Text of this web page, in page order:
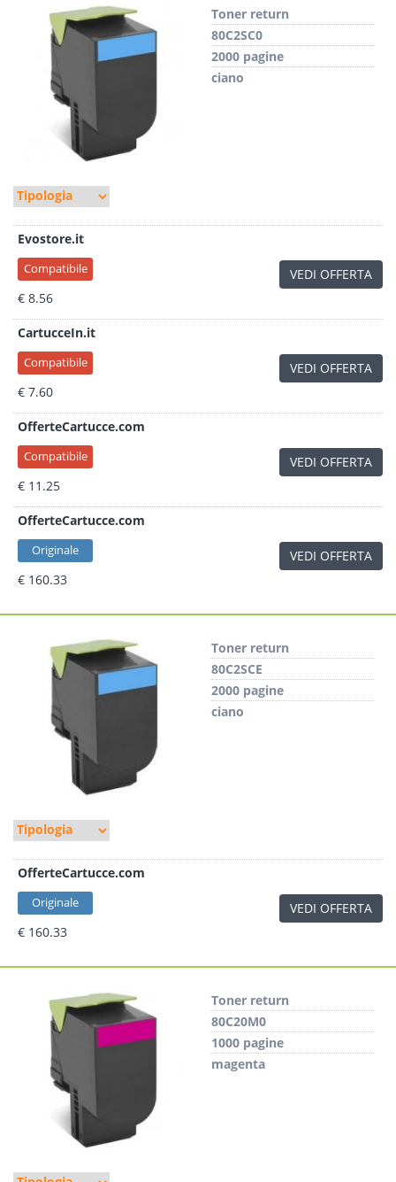
Toner return
80C2SC0
2000 pagine
ciano
Evostore.it
Compatibile
€ 8.56
VEDI OFFERTA
CartucceIn.it
Compatibile
€ 7.60
VEDI OFFERTA
OfferteCartucce.com
Compatibile
€ 11.25
VEDI OFFERTA
OfferteCartucce.com
Originale
€ 160.33
VEDI OFFERTA
Toner return
80C2SCE
2000 pagine
ciano
OfferteCartucce.com
Originale
€ 160.33
VEDI OFFERTA
Toner return
80C20M0
1000 pagine
magenta